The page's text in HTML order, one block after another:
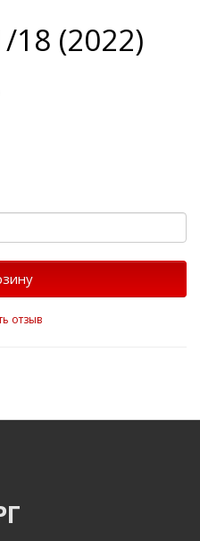
18 (2022)
отзыв